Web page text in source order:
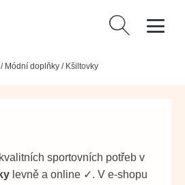
Vyhledávání
/ Módní doplňky / Kšiltovky
sportovních potřeb v
levně a online ✓. V e-shopu